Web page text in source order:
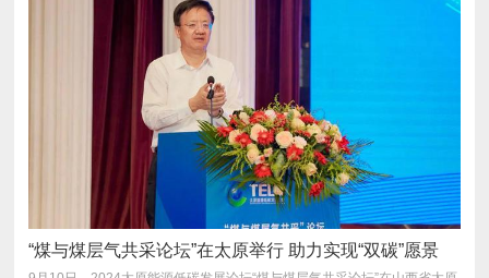
“煤与煤层气共采论坛”在太原举行 助力实现“双碳”愿景